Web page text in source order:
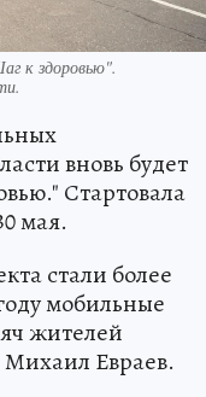
к здоровью".
вновь будет
Стартовала
мая.
стали более
мобильные
жителей
Михаил Евраев.